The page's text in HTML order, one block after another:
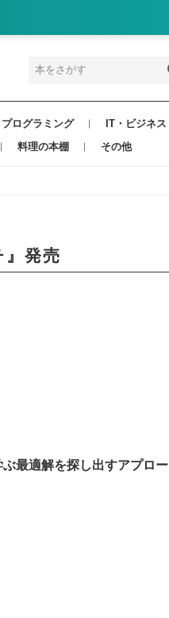
プログラミング
IT・ビジネス
料理の本棚 その他
発売
最適解を探し出すアプロー